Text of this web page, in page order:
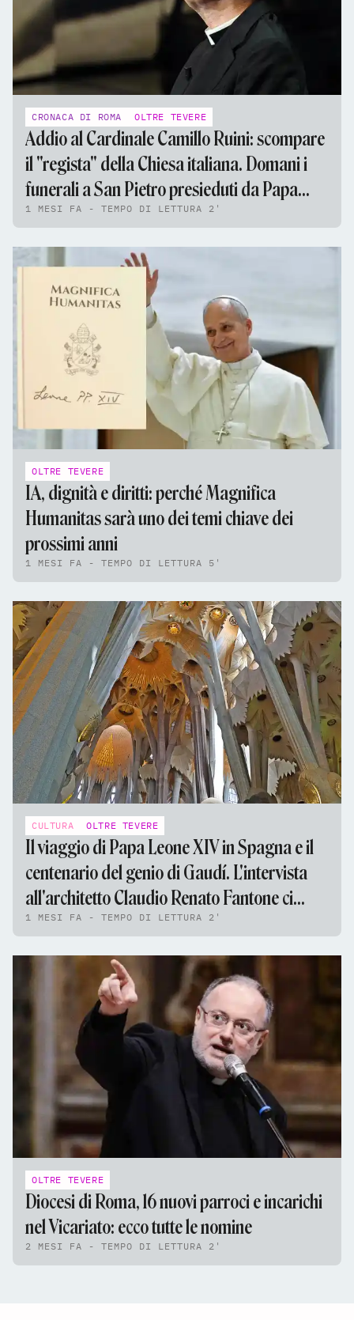
CRONACA DI ROMA OLTRE TEVERE
Addio al Cardinale Camillo Ruini: scompare
il "regista" della Chiesa italiana. Domani i
funerali a San Pietro presieduti da Papa
Leone XIV
1 MESI FA - TEMPO DI LETTURA 2'
OLTRE TEVERE
IA, dignità e diritti: perché Magnifica
Humanitas sarà uno dei temi chiave dei
prossimi anni
1 MESI FA - TEMPO DI LETTURA 5'
CULTURA OLTRE TEVERE
Il viaggio di Papa Leone XIV in Spagna e il
centenario del genio di Gaudí. L'intervista
all'architetto Claudio Renato Fantone ci
permette di esplorare la Sagrada Família
1 MESI FA - TEMPO DI LETTURA 2'
OLTRE TEVERE
Diocesi di Roma, 16 nuovi parroci e incarichi
nel Vicariato: ecco tutte le nomine
2 MESI FA - TEMPO DI LETTURA 2'